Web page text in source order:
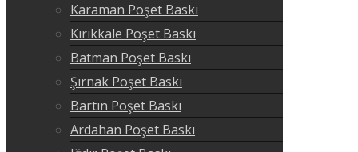
Karaman Poşet Baskı
Kırıkkale Poşet Baskı
Batman Poşet Baskı
Şırnak Poşet Baskı
Bartın Poşet Baskı
Ardahan Poşet Baskı